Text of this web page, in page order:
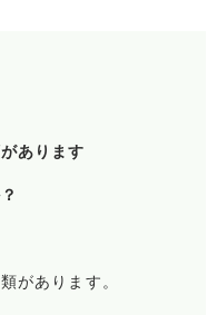
があります
があります。